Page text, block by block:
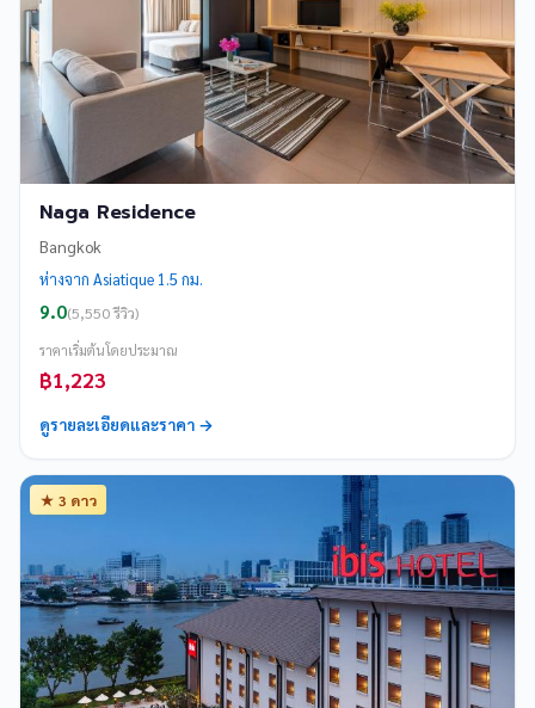
Naga Residence
Bangkok
ห่างจาก Asiatique 1.5 กม.
9.0(5,550 รีวิว)
ราคาเริ่มต้นโดยประมาณ
฿1,223
ดูรายละเอียดและราคา →
★ 3 ดาว